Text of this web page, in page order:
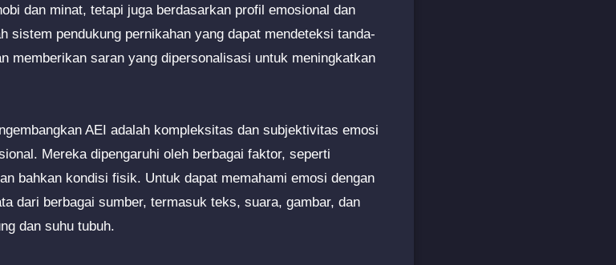
dan minat, tetapi juga berdasarkan profil emosional dan
sistem pendukung pernikahan yang dapat mendeteksi tanda-
memberikan saran yang dipersonalisasi untuk meningkatkan
AEI adalah kompleksitas dan subjektivitas emosi
Mereka dipengaruhi oleh berbagai faktor, seperti
bahkan kondisi fisik. Untuk dapat memahami emosi dengan
dari berbagai sumber, termasuk teks, suara, gambar, dan
dan suhu tubuh.